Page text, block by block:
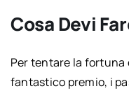
Cosa Devi
Per tentare la fortuna
fantastico premio, i